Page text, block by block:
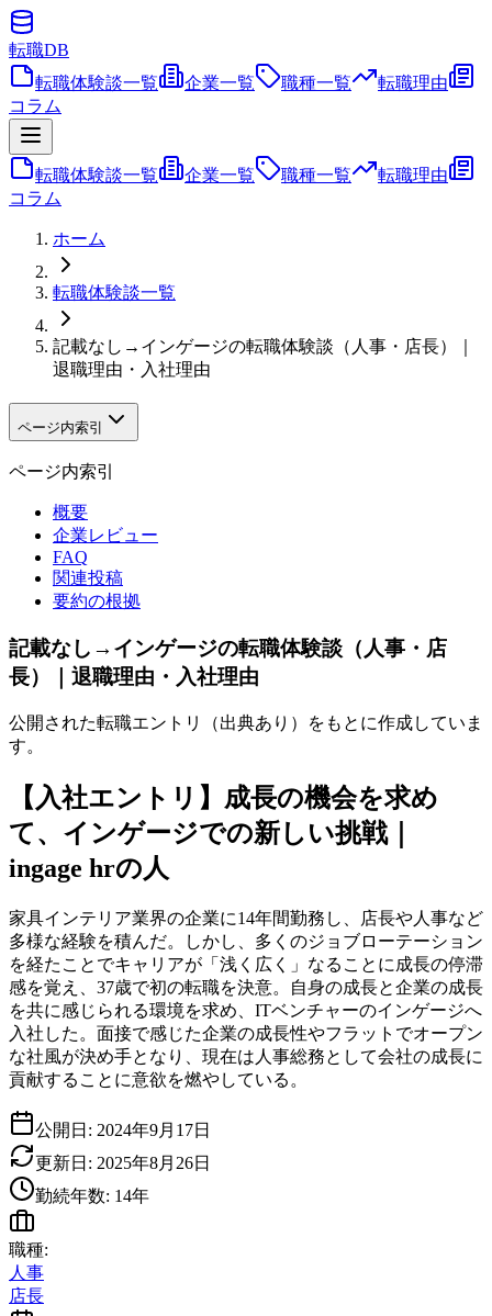
転職DB
転職体験談一覧
企業一覧 職種一覧
転職理由
コラム
転職体験談一覧 企業一覧 職種一覧
転職理由
コラム
ホーム
転職体験談一覧
記載なし→インゲージの転職体験談（人事・店長）｜
退職理由・入社理由
ページ内索引
ページ内索引
概要
企業レビュー
FAQ
関連投稿
要約の根拠
記載なし→インゲージの転職体験談（人事・店
長）｜退職理由・入社理由
公開された転職エントリ（出典あり）をもとに作成していま
す。
【入社エントリ】成長の機会を求め
て、インゲージでの新しい挑戦｜
ingage hrの人
家具インテリア業界の企業に14年間勤務し、店長や人事など
多様な経験を積んだ。しかし、多くのジョブローテーション
を経たことでキャリアが「浅く広く」なることに成長の停滞
感を覚え、37歳で初の転職を決意。自身の成長と企業の成長
を共に感じられる環境を求め、ITベンチャーのインゲージへ
入社した。面接で感じた企業の成長性やフラットでオープン
な社風が決め手となり、現在は人事総務として会社の成長に
貢献することに意欲を燃やしている。
公開日: 2024年9月17日
更新日: 2025年8月26日
勤続年数: 14年
職種:
人事
店長